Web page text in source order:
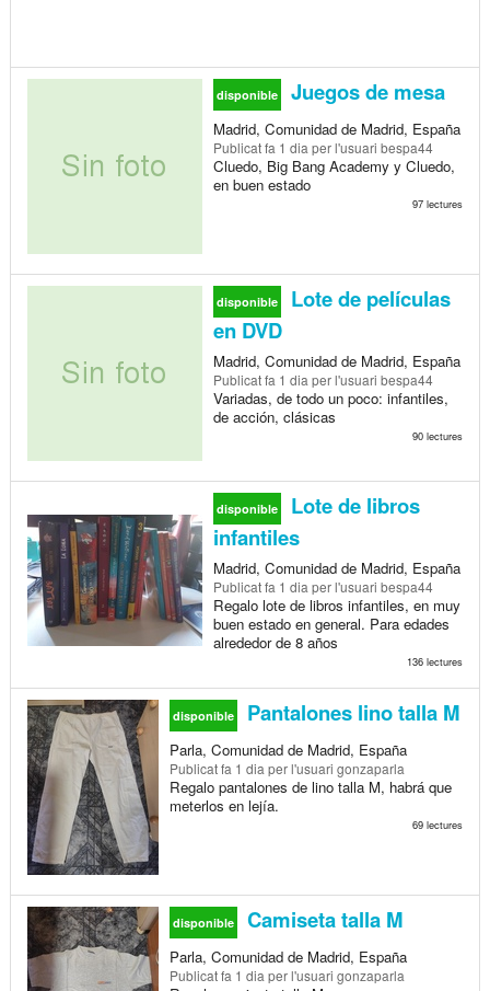
disponible Juegos de mesa
Madrid, Comunidad de Madrid, España
Publicatfa 1 dia per l'usuari bespa44
Cluedo, Big Bang Academy y Cluedo,
en buen estado
97 lectures
disponible
Lote de películas
en DVD
Madrid, Comunidad de Madrid, España
Publicatfa 1 dia per l'usuari bespa44
Variadas, de todo un poco: infantiles,
de acción, clásicas
90 lectures
disponible
Lote de libros
infantiles
Madrid, Comunidad de Madrid, España
Publicatfa 1 dia per l'usuari bespa44
Regalo lote de libros infantiles, en muy
buen estado en general. Para edades
alrededor de 8 años
136 lectures
disponible Pantalones lino talla M
Parla, Comunidad de Madrid, España
Publicatfa 1 dia per l'usuari gonzaparla
Regalo pantalones de lino talla M, habrá que
meterlos en lejía.
69 lectures
disponible Camiseta talla M
Parla, Comunidad de Madrid, España
Publicatfa 1 dia per l'usuari gonzaparla